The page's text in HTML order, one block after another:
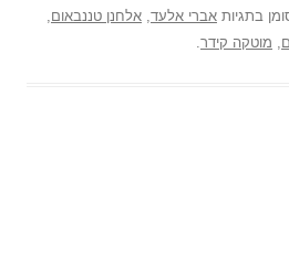
בתגיות אברי אלעד, אלחנן טננבאום,
, מוטקה קידר.